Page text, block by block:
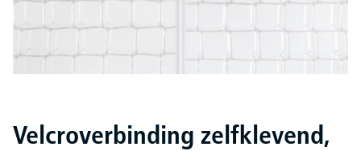
Velcroverbinding zelfklevend,